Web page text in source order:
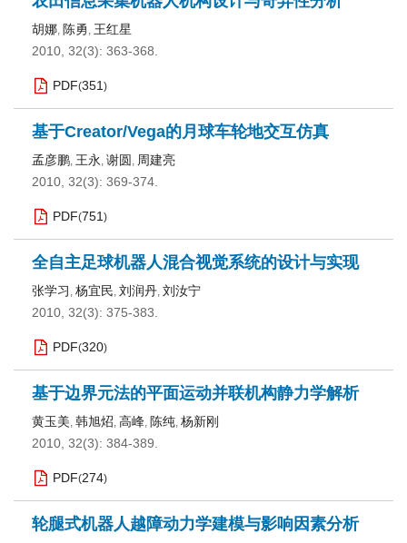
胡娜, 陈勇, 王红星
2010, 32(3): 363-368.
PDF(351 )
基于Creator/Vega的月球车轮地交互仿真
孟彦鹏, 王永 , 谢圆 , 周建亮
2010, 32(3): 369-374.
PDF(751 )
全自主足球机器人混合视觉系统的设计与实现
张学习 , 杨宜民, 刘润丹, 刘汝宁
2010, 32(3): 375-383.
PDF(320)
基于边界元法的平面运动并联机构静力学解析
黄玉美, 韩旭炤, 高峰, 陈纯, 杨新刚
2010, 32(3): 384-389.
PDF(274)
轮腿式机器人越障动力学建模与影响因素分析